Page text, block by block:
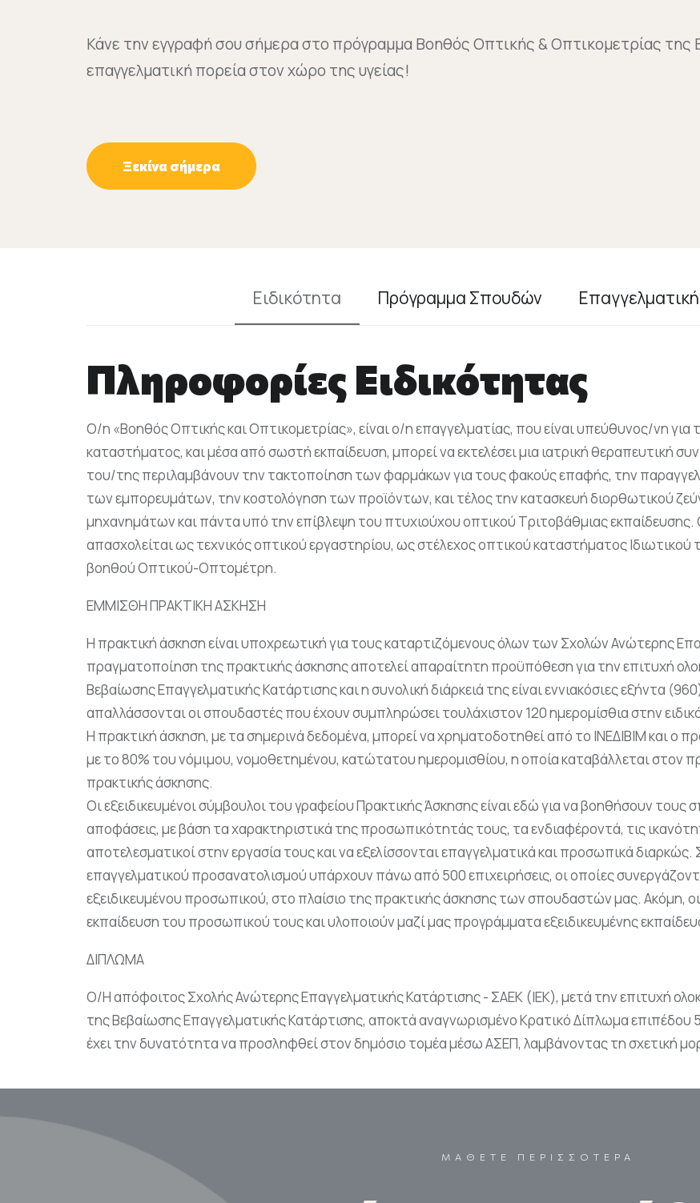
Κάνε την εγγραφή σου σήμερα στο πρόγραμμα Βοηθός Οπτικής & Οπτικομετρίας της
επαγγελματική πορεία στον χώρο της υγείας!
Ξεκίνα σήμερα
Ειδικότητα Πρόγραμμα Σπουδών
Πληροφορίες Ειδικότητας
Ο/η «Βοηθός Οπτικής και Οπτικομετρίας», είναι ο/η επαγγελματίας, που είναι υπεύθυνος/νη για
καταστήματος, και μέσα από σωστή εκπαίδευση, μπορεί να εκτελέσει μια ιατρική θεραπευτική
του/της περιλαμβάνουν την τακτοποίηση των φαρμάκων για τους φακούς επαφής, την
των εμπορευμάτων, την κοστολόγηση των προϊόντων, και τέλος την κατασκευή διορθωτικού
μηχανημάτων και πάντα υπό την επίβλεψη του πτυχιούχου οπτικού Τριτοβάθμιας
απασχολείται ως τεχνικός οπτικού εργαστηρίου, ως στέλεχος οπτικού καταστήματος
βοηθού Οπτικού-Οπτομέτρη.
ΕΜΜΙΣΘΗ ΠΡΑΚΤΙΚΗ ΑΣΚΗΣΗ
Η πρακτική άσκηση είναι υποχρεωτική για τους καταρτιζόμενους όλων των Σχολών Ανώτερης
πραγματοποίηση της πρακτικής άσκησης αποτελεί απαραίτητη προϋπόθεση για την επιτυχή
Βεβαίωσης Επαγγελματικής Κατάρτισης και η συνολική διάρκειά της είναι εννιακόσιες εξήντα
απαλλάσσονται οι σπουδαστές που έχουν συμπληρώσει τουλάχιστον 120 ημερομίσθια στην
Η πρακτική άσκηση, με τα σημερινά δεδομένα, μπορεί να χρηματοδοτηθεί από το ΙΝΕΔΙΒΙΜ και ο
με το 80% του νόμιμου, νομοθετημένου, κατώτατου ημερομισθίου, η οποία καταβάλλεται στον
πρακτικής άσκησης.
Οι εξειδικευμένοι σύμβουλοι του γραφείου Πρακτικής Άσκησης είναι εδώ για να βοηθήσουν τους
αποφάσεις, με βάση τα χαρακτηριστικά της προσωπικότητάς τους, τα ενδιαφέροντά, τις
αποτελεσματικοί στην εργασία τους και να εξελίσσονται επαγγελματικά και προσωπικά
επαγγελματικού προσανατολισμού υπάρχουν πάνω από 500 επιχειρήσεις, οι οποίες
εξειδικευμένου προσωπικού, στο πλαίσιο της πρακτικής άσκησης των σπουδαστών μας. Ακόμη,
εκπαίδευση του προσωπικού τους και υλοποιούν μαζί μας προγράμματα εξειδικευμένης
ΔΙΠΛΩΜΑ
Ο/Η απόφοιτος Σχολής Ανώτερης Επαγγελματικής Κατάρτισης - ΣΑΕΚ (ΙΕΚ), μετά την επιτυχή
της Βεβαίωσης Επαγγελματικής Κατάρτισης, αποκτά αναγνωρισμένο Κρατικό Δίπλωμα επιπέδου
έχει την δυνατότητα να προσληφθεί στον δημόσιο τομέα μέσω ΑΣΕΠ, λαμβάνοντας τη σχετική
ΜΑΘΕΤΕ ΠΕΡΙΣΣΟΤΕΡΑ